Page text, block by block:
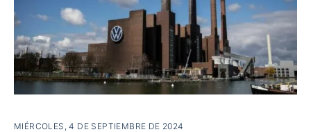
MIÉRCOLES, 4 DE SEPTIEMBRE DE 2024